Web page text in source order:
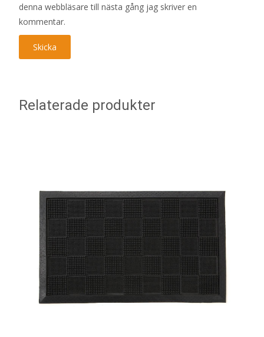
denna webbläsare till nästa gång jag skriver en
kommentar.
Relaterade produkter